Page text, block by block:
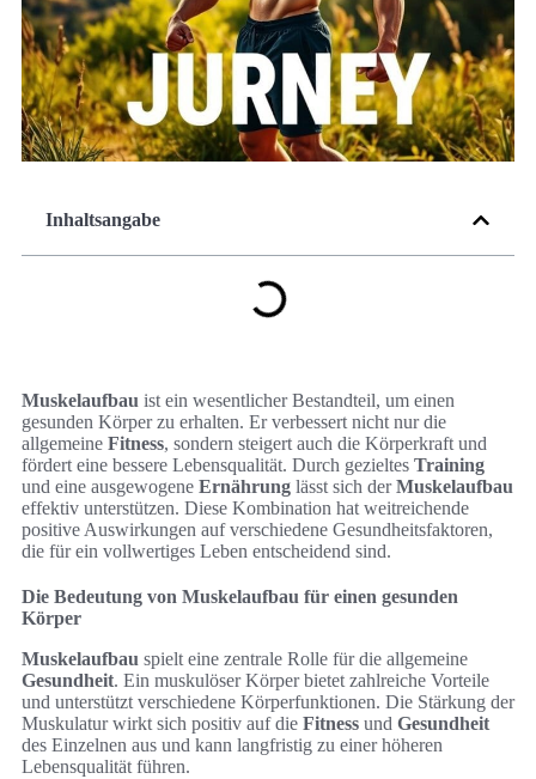
Inhaltsangabe
Muskelaufbau ist ein wesentlicher Bestandteil, um einen
gesunden Körper zu erhalten. Er verbessert nicht nur die
allgemeine Fitness, sondern steigert auch die Körperkraft und
fördert eine bessere Lebensqualität. Durch gezieltes Training
und eine ausgewogene Ernährung lässt sich derMuskelaufbau
effektiv unterstützen. Diese Kombination hat weitreichende
positive Auswirkungen auf verschiedene Gesundheitsfaktoren,
die für ein vollwertiges Leben entscheidend sind.
Die Bedeutung von Muskelaufbau für einen gesunden
Körper
Muskelaufbau spielt eine zentrale Rolle für die allgemeine
Gesundheit. Ein muskulöser Körper bietet zahlreiche Vorteile
und unterstützt verschiedene Körperfunktionen. Die Stärkung der
Muskulatur wirkt sich positiv auf die Fitness und Gesundheit
des Einzelnen aus und kann langfristig zu einer höheren
Lebensqualität führen.